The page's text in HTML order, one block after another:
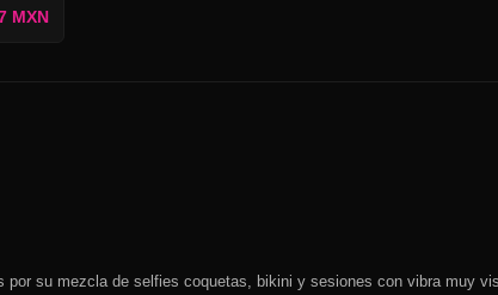
MXN
su mezcla de selfies coquetas, bikini y sesiones con vibra muy